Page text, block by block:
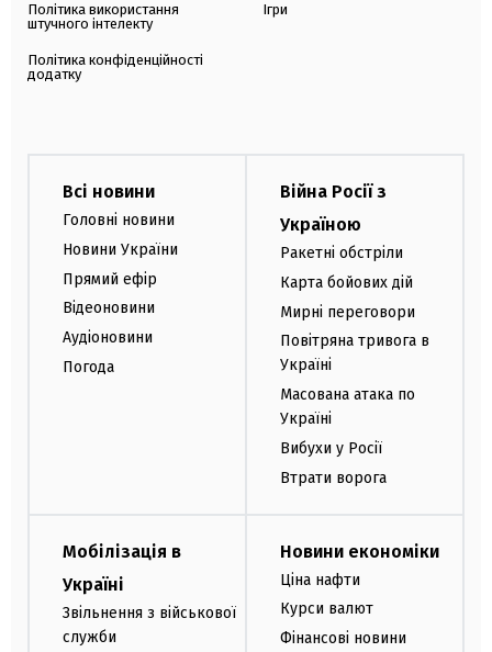
Політика використання
штучного інтелекту
Політика конфіденційності
додатку
Ігри
Всі новини
Головні новини
Новини України
Прямий ефір
Відеоновини
Аудіоновини
Погода
Війна Росії з
Україною
Ракетні обстріли
Карта бойових дій
Мирні переговори
Повітряна тривога в
Україні
Масована атака по
Україні
Вибухи у Росії
Втрати ворога
Мобілізація в
Україні
Звільнення з військової
служби
Новини економіки
Ціна нафти
Курси валют
Фінансові новини